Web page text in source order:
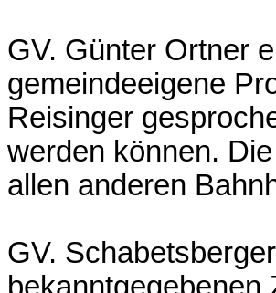
GV. Günter Ortner
gemeindeeigene
Reisinger
werden können.
allen anderen
GV.